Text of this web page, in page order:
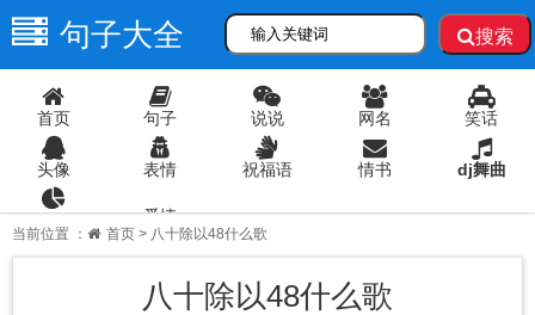
句子大全 搜索
首页 句子 说说 网名 笑话
头像 表情 祝福语 情书 dj舞曲
爱情
当前位置 ： 首页 > 八十除以48什么歌
八十除以48什么歌